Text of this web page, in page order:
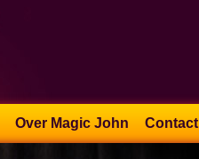
Over Magic John Contact